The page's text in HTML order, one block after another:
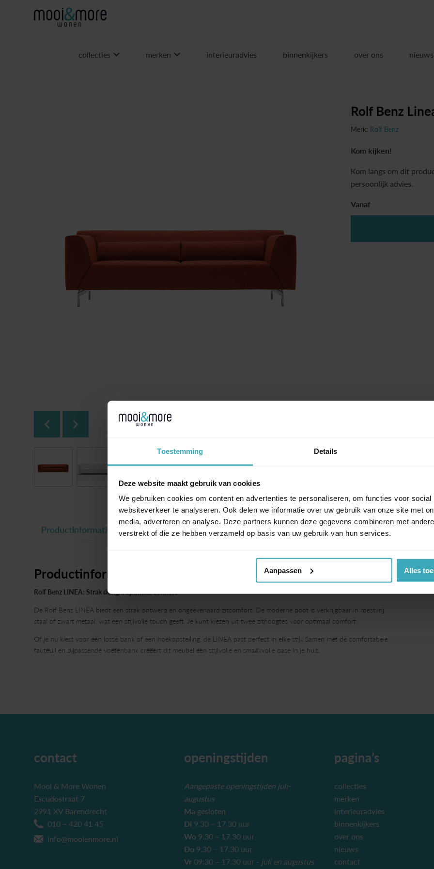
Toestemming Details
Deze website maakt gebruik van cookies
We gebruiken cookies om content en advertenties te personaliseren, om functies voor social
websiteverkeer te analyseren. Ook delen we informatie over uw gebruik van onze site met
media, adverteren en analyse. Deze partners kunnen deze gegevens combineren met
verstrekt of die ze hebben verzameld op basis van uw gebruik van hun services.
Aanpassen Alles
collecties merken interieuradvies binnenkijkers over ons nieuws
Rolf Benz
Merk: Rolf Benz
Kom kijken!
Kom langs om dit
persoonlijk advies.
Vanaf
Productinformatie
Productinformatie
Rolf Benz LINEA: Strak design, optimaal comfort
De Rolf Benz LINEA biedt een strak ontwerp en ongeëvenaard zitcomfort. De moderne poot is verkrijgbaar in roestvrij
staal of zwart metaal, wat een stijlvolle touch geeft. Je kunt kiezen uit twee zithoogtes voor optimaal comfort.
Of je nu kiest voor een losse bank of een hoekopstelling, de LINEA past perfect in elke stijl. Samen met de comfortabele
fauteuil en bijpassende voetenbank creëert dit meubel een stijlvolle en smaakvolle oase in je huis.
contact
Mooi & More Wonen
Escudostraat 7
2991 XV Barendrecht
010 – 420 41 45
info@mooienmore.nl
openingstijden
Aangepaste openingstijden juli-
augustus
Ma gesloten
Di 9.30 – 17.30 uur
Wo 9.30 – 17.30 uur
Do 9.30 – 17.30 uur
Vr 09:30 – 17.30 uur - juli en augustus
pagina’s
collecties
merken
interieuradvies
binnenkijkers
over ons
nieuws
contact